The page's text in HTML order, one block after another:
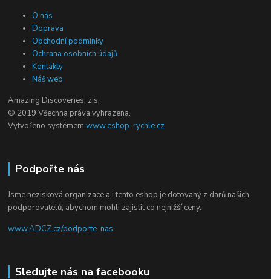
O nás
Doprava
Obchodní podmínky
Ochrana osobních údajů
Kontakty
Náš web
Amazing Discoveries, z.s.
© 2019 Všechna práva vyhrazena.
Vytvořeno systémemwww.eshop-rychle.cz
Podpořte nás
Jsme nezisková organizace a i tento eshop je dotovaný z darů našich
podporovatelů, abychom mohli zajistit co nejnižší ceny.
www.ADCZ.cz/podporte-nas
Sledujte nás na facebooku